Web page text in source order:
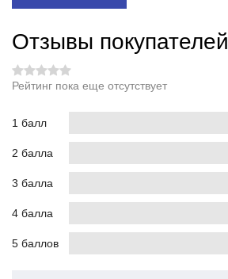
Отзывы покупателей
Рейтинг пока еще отсутствует
1 балл
2 балла
3 балла
4 балла
5 баллов